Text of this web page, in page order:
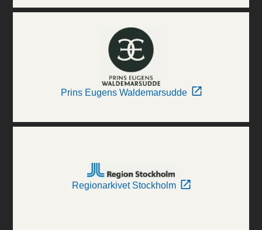
Prins Eugens Waldemarsudde
Regionarkivet Stockholm